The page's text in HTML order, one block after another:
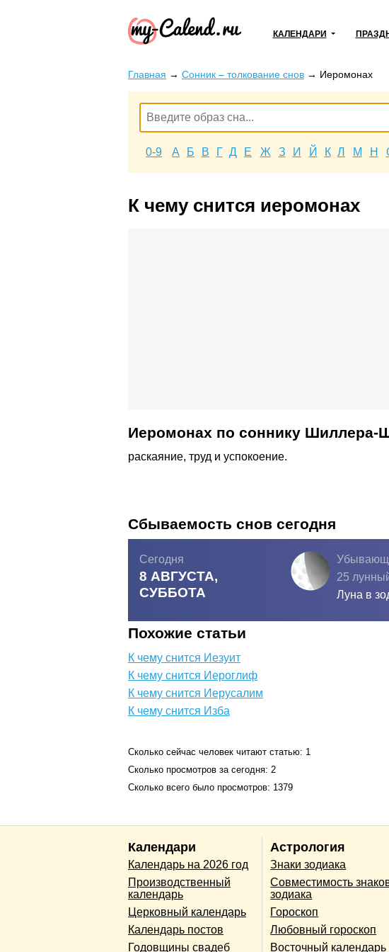
КАЛЕНДАРИ
Главная → Сонник – толкование снов → Иеромонах
0-9 А Б В Г Д Е Ж З И Й К Л М Н
К чему снится иеромонах
Иеромонах по соннику Шиллера-
раскаяние, труд и успокоение.
Сбываемость снов сегодня
Сегодня
8 АВГУСТА,
СУББОТА
25
Луна в
Похожие статьи
К чему снится Иезуит
К чему снится Иероглиф
К чему снится Иерусалим
К чему снится Изба
Сколько сейчас человек читают статью: 1
Сколько просмотров за сегодня: 2
Сколько всего было просмотров: 1379
Календари
Календарь на 2026 год
Производственный
календарь
Церковный календарь
Календарь постов
Годовщины свадеб
Астрология
Знаки зодиака
Совместимость
зодиака
Гороскоп
Любовный гороскоп
Восточный календарь